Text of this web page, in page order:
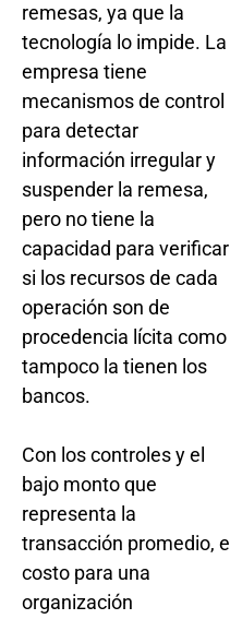
remesas, ya que la
tecnología lo impide. La
empresa tiene
mecanismos de control
para detectar
información irregular y
suspender la remesa,
pero no tiene la
capacidad para verificar
si los recursos de cada
operación son de
procedencia lícita como
tampoco la tienen los
bancos.
Con los controles y el
bajo monto que
representa la
transacción promedio, el
costo para una
organización